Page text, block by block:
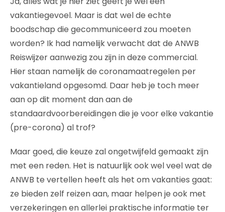
vakantiegevoel. Maar is dat wel de echte
boodschap die gecommuniceerd zou moeten
worden? Ik had namelijk verwacht dat de ANWB
Reiswijzer aanwezig zou zijn in deze commercial.
Hier staan namelijk de coronamaatregelen per
vakantieland opgesomd. Daar heb je toch meer
aan op dit moment dan aan de
standaardvoorbereidingen die je voor elke vakantie
(pre-corona) al trof?
Maar goed, die keuze zal ongetwijfeld gemaakt zijn
met een reden. Het is natuurlijk ook wel veel wat de
ANWB te vertellen heeft als het om vakanties gaat:
ze bieden zelf reizen aan, maar helpen je ook met
verzekeringen en allerlei praktische informatie ter